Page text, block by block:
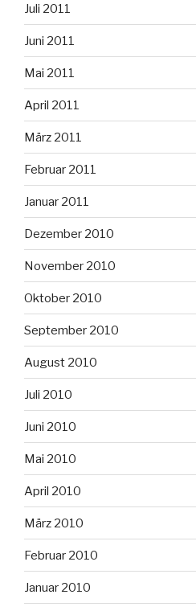
Juli 2011
Juni 2011
Mai 2011
April 2011
März 2011
Februar 2011
Januar 2011
Dezember 2010
November 2010
Oktober 2010
September 2010
August 2010
Juli 2010
Juni 2010
Mai 2010
April 2010
März 2010
Februar 2010
Januar 2010